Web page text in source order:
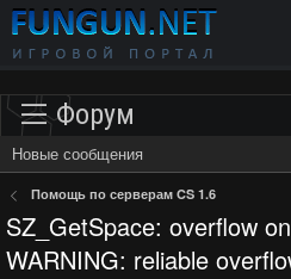
Форум
Новые сообщения
Помощь по серверам CS 1.6
SZ_GetSpace: overflow
WARNING: reliable